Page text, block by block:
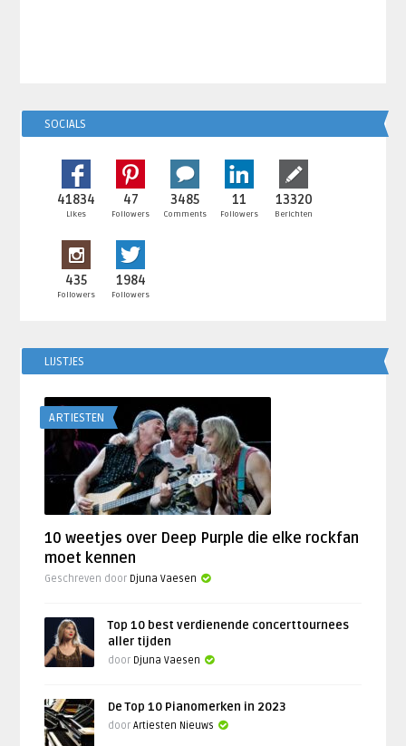
SOCIALS
41834
Likes
47
Followers
3485
Comments
11
Followers
13320
Berichten
435
Followers
1984
Followers
LIJSTJES
ARTIESTEN
10 weetjes over Deep Purple die elke rockfan
moet kennen
Geschreven door Djuna Vaesen
Top 10 best verdienende concerttournees
aller tijden
door Djuna Vaesen
De Top 10 Pianomerken in 2023
doorArtiesten Nieuws